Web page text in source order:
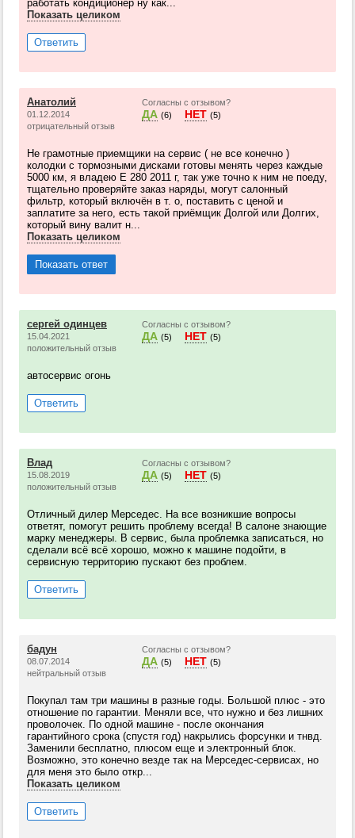
работать кондиционер ну как...
Показать целиком
Ответить
Анатолий
01.12.2014
отрицательный отзыв
Согласны с отзывом?
ДА (6) НЕТ (5)
Не грамотные приемщики на сервис ( не все конечно )
колодки с тормозными дисками готовы менять через каждые
5000 км, я владею Е 280 2011 г, так уже точно к ним не поеду,
тщательно проверяйте заказ наряды, могут салонный
фильтр, который включён в т. о, поставить с ценой и
заплатите за него, есть такой приёмщик Долгой или Долгих,
который вину валит н...
Показать целиком
Показать ответ
сергей одинцев
15.04.2021
положительный отзыв
Согласны с отзывом?
ДА (5) НЕТ (5)
автосервис огонь
Ответить
Влад
15.08.2019
положительный отзыв
Согласны с отзывом?
ДА (5) НЕТ (5)
Отличный дилер Мерседес. На все возникшие вопросы
ответят, помогут решить проблему всегда! В салоне знающие
марку менеджеры. В сервис, была проблемка записаться, но
сделали всё всё хорошо, можно к машине подойти, в
сервисную территорию пускают без проблем.
Ответить
бадун
08.07.2014
нейтральный отзыв
Согласны с отзывом?
ДА (5) НЕТ (5)
Покупал там три машины в разные годы. Большой плюс - это
отношение по гарантии. Меняли все, что нужно и без лишних
проволочек. По одной машине - после окончания
гарантийного срока (спустя год) накрылись форсунки и тнвд.
Заменили бесплатно, плюсом еще и электронный блок.
Возможно, это конечно везде так на Мерседес-сервисах, но
для меня это было откр...
Показать целиком
Ответить